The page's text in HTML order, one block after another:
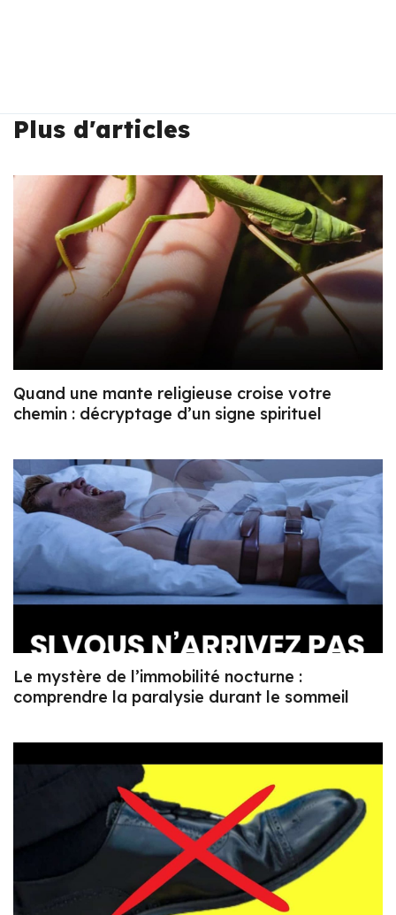
Plus d'articles
Quand une mante religieuse croise votre
chemin : décryptage d’un signe spirituel
Le mystère de l’immobilité nocturne :
comprendre la paralysie durant le sommeil